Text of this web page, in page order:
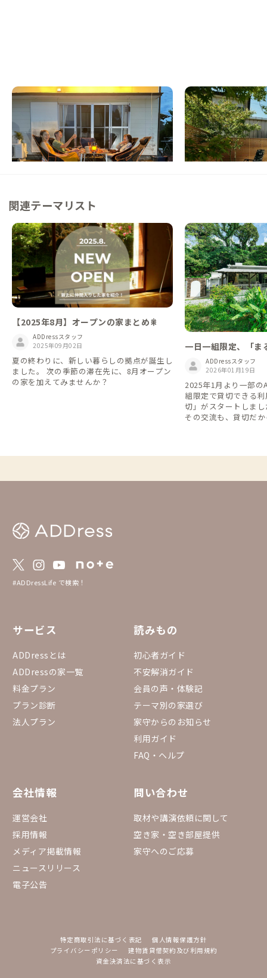
都農A邸
ゲストハウス
【駅徒歩6分】自然豊かな町で都農ならでは
の日常を
この家からの距離 0km
青島B邸
宮崎県 シェアハウス
【海まで自転車10分
が暮らしに溶け込む
この家からの距離 48km
関連テーマリスト
【2025年8月】オープンの家まとめ🎇
ADDressスタッフ
2025年09月02日
夏の終わりに、新しい暮らしの拠点が誕生し
ました。 次の季節の滞在先に、8月オープン
の家を加えてみませんか？
一日一組限定、「ま
家
ADDressスタッフ
2026年01月19日
2025年1月より一部の
組限定で貸切できる
切」がスタートしました。 シェア
その交流も、貸切だ
や交流を楽しむもよ
し、シーンや気分に
#ADDressLife で検索！
サービス
ADDressとは
ADDressの家一覧
料金プラン
プラン診断
法人プラン
読みもの
初心者ガイド
不安解消ガイド
会員の声・体験記
テーマ別の家選び
家守からのお知らせ
利用ガイド
FAQ・ヘルプ
会社情報
運営会社
採用情報
メディア掲載情報
ニュースリリース
電子公告
問い合わせ
取材や講演依頼に関して
空き家・空き部屋提供
家守へのご応募
特定商取引法に基づく表記
個人情報保護方針
プライバシーポリシー
建物賃貸借契約及び利用規約
資金決済法に基づく表示